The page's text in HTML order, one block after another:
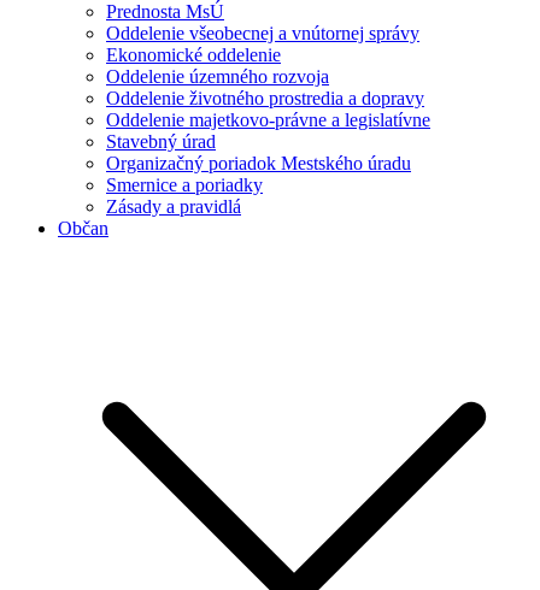
Prednosta MsÚ
Oddelenie všeobecnej a vnútornej správy
Ekonomické oddelenie
Oddelenie územného rozvoja
Oddelenie životného prostredia a dopravy
Oddelenie majetkovo-právne a legislatívne
Stavebný úrad
Organizačný poriadok Mestského úradu
Smernice a poriadky
Zásady a pravidlá
Občan